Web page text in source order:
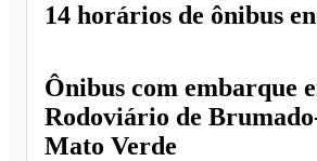
Ônibus com embarque
Rodoviário de
Mato Verde
14 horários de ônibus